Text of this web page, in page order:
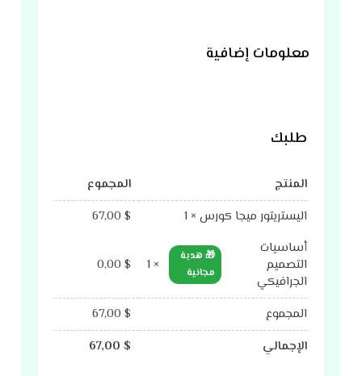
معلومات إضافية
طلبك
المنتج
المجموع
اليستريتور ميجا كورس × 1
67,00$
أساسيات
التصميم
الجرافيكي
🎁 هدية
مجانية
× 1
0,00$
المجموع 67,00$
الإجمالي
67,00 $